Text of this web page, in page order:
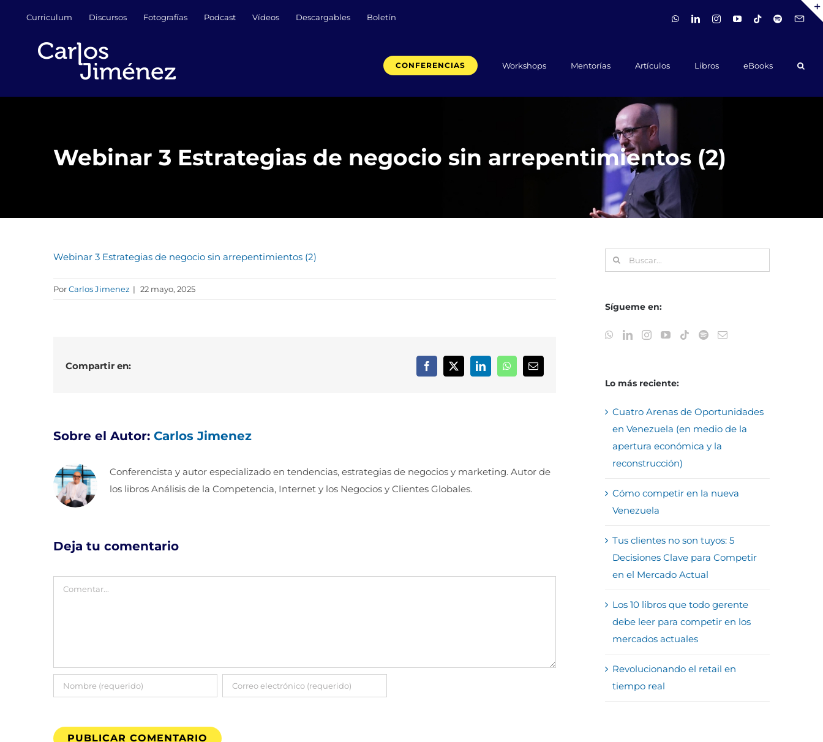
contenido
Curriculum Discursos Fotografías Podcast Vídeos Descargables Boletín WhatsApp
LinkedInInstagramYouTubeTiktokSpotify
CONFERENCIAS Workshops Mentorías Artículos Libros eBooks
Webinar 3 Estrategias de negocio sin arrepentimientos (2)
Webinar 3 Estrategias de negocio sin arrepentimientos (2)
PorCarlos Jimenez | 22 mayo, 2025
Compartir en: Facebook
X LinkedInWhatsAppCorreo
electrónico
Sobre el Autor: Carlos Jimenez
Conferencista y autor especializado en tendencias, estrategias de negocios y marketing. Autor de
los libros Análisis de la Competencia, Internet y los Negocios y Clientes Globales.
Deja tu comentario
Comentar
Buscar:
Sígueme en:
Lo más reciente:
Cuatro Arenas de Oportunidades
en Venezuela (en medio de la
apertura económica y la
reconstrucción)
Cómo competir en la nueva
Venezuela
Tus clientes no son tuyos: 5
Decisiones Clave para Competir
en el Mercado Actual
Los 10 libros que todo gerente
debe leer para competir en los
mercados actuales
Revolucionando el retail en
tiempo real